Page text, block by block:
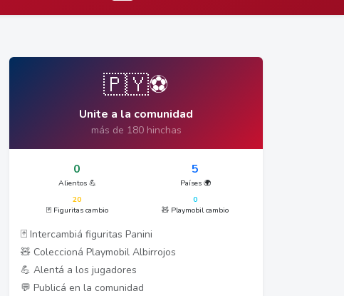
🇵🇾⚽
Unite a la comunidad
más de 180 hinchas
0
Alientos 💪
5
Países 🌍
20
🃏 Figuritas cambio
0
🧸 Playmobil cambio
🃏 Intercambiá figuritas Panini
🧸 Coleccioná Playmobil Albirrojos
💪 Alentá a los jugadores
💬 Publicá en la comunidad